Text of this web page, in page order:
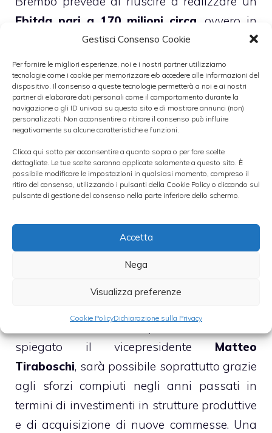
Gestisci Consenso Cookie
Per fornire le migliori esperienze, noi e i nostri partner utilizziamo
tecnologie come i cookie per memorizzare e/o accedere alle informazioni del
dispositivo. Il consenso a queste tecnologie permetterà a noi e ai nostri
partner di elaborare dati personali come il comportamento durante la
navigazione o gli ID univoci su questo sito e di mostrare annunci (non)
personalizzati. Non acconsentire o ritirare il consenso può influire
negativamente su alcune caratteristiche e funzioni.
Clicca qui sotto per acconsentire a quanto sopra o per fare scelte
dettagliate. Le tue scelte saranno applicate solamente a questo sito. È
possibile modificare le impostazioni in qualsiasi momento, compreso il
ritiro del consenso, utilizzando i pulsanti della Cookie Policy o cliccando sul
pulsante di gestione del consenso nella parte inferiore dello schermo.
Accetta
Nega
Visualizza preferenze
Cookie PolicyDichiarazione sulla Privacy
Ebitda pari a 170 milioni circa , ovvero in
crescita del 12% rispetto allo scorso anno,
unEbitche dovrebbe aggirarsi intorno agli
85 milioni di euro, mentre il Ros dovrebbe
registrare un incremento del 6% circa. Si
prevede inoltre una riduzione
dell’indebitamento, che ricordiamo nel 2011
ha toccato il picco di 315 milioni, nonostante
nel corso del 2012 è prevista la conclusione
del piano diinvestimentida circa 350
prevede un esborso di oltre 100 milioni.
MIGLIORI DIVIDEND YIELD 2012
SECONDO MEDIOBANCA
La realizzazione di questi risultati, ha
spiegato il vicepresidente Matteo
Tiraboschi, sarà possibile soprattutto grazie
agli sforzi compiuti negli anni passati in
termini di investimenti in strutture produttive
e di acquisizione di nuove commesse. Una